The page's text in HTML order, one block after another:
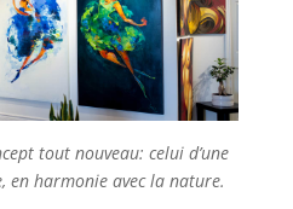
tout nouveau: celui d’une
en harmonie avec la nature.